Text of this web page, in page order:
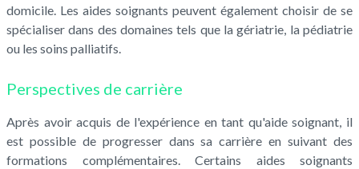
domicile. Les aides soignants peuvent également choisir de se
spécialiser dans des domaines tels que la gériatrie, la pédiatrie
ou les soins palliatifs.
Perspectives de carrière
Après avoir acquis de l'expérience en tant qu'aide soignant, il
est possible de progresser dans sa carrière en suivant des
formations complémentaires. Certains aides soignants